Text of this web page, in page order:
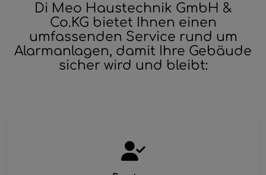
Di Meo Haustechnik GmbH &
Co.KG bietet Ihnen einen
umfassenden Service rund um
Alarmanlagen, damit Ihre Gebäude
sicher wird und bleibt: